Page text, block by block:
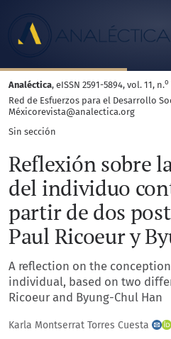
Reflexión sobre la
Analéctica, eISSN 2591-5894, vol. 11, n.o
Red de Esfuerzos para el Desarrollo
Méxicorevista@analectica.org
Sin sección
Reflexión sobre
del individuo
partir de dos
Paul Ricoeur y
A reflection on the
individual, based on two
Ricoeur and Byung-Chul Han
Karla Montserrat Torres Cuesta